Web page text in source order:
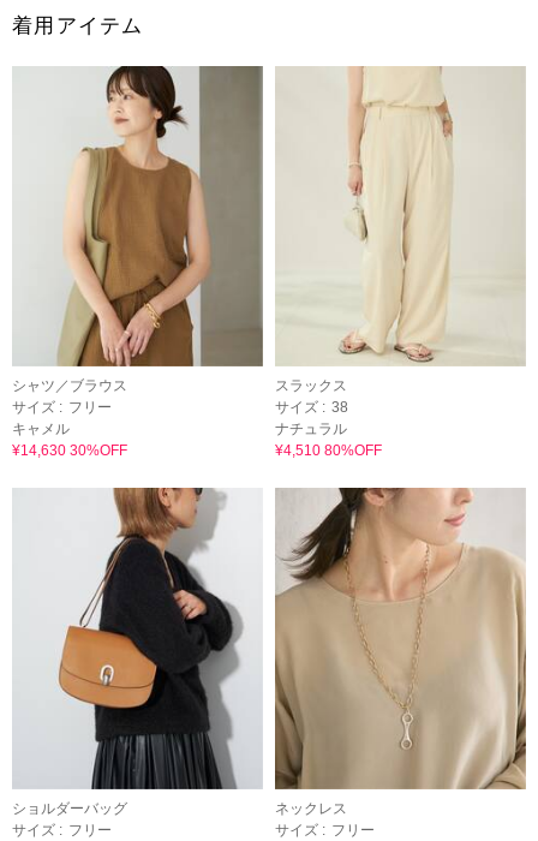
着用アイテム
シャツ／ブラウス
サイズ : フリー
キャメル
¥14,630 30%OFF
スラックス
サイズ : 38
ナチュラル
¥4,510 80%OFF
ショルダーバッグ
サイズ : フリー
ネックレス
サイズ : フリー